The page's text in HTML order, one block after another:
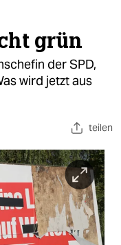
grün
der SPD,
wird jetzt aus
teilen